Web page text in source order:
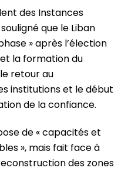
des Instances
que le Liban
» après l’élection
la formation du
retour au
institutions et le début
de la confiance.
de « capacités et
», mais fait face à
des zones